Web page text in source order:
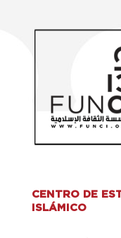
CENTRO DE
ISLÁMICO